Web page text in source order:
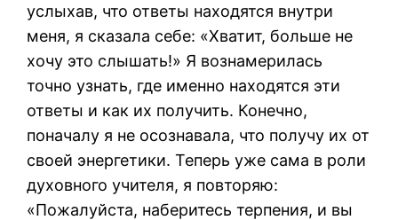
услыхав, что ответы находятся внутри
меня, я сказала себе: «Хватит, больше не
хочу это слышать!» Я вознамерилась
точно узнать, где именно находятся эти
ответы и как их получить. Конечно,
поначалу я не осознавала, что получу их от
своей энергетики. Теперь уже сама в роли
духовного учителя, я повторяю:
«Пожалуйста, наберитесь терпения, и вы